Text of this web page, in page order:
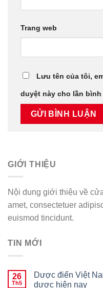
Trang web
Lưu tên của tôi,
duyệt này cho lần
GIỚI THIỆU
Nội dung giới thiệu về
amet, consectetuer
euismod tincidunt.
TIN MỚI
26
Th5
Dược điển Việt
dược hiện nay